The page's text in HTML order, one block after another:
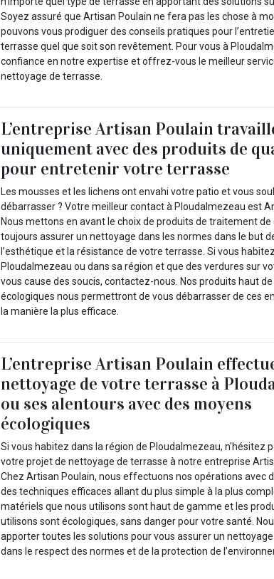
Soyez assuré que Artisan Poulain ne fera pas les chose à
pouvons vous prodiguer des conseils pratiques pour
terrasse quel que soit son revêtement. Pour vous à
confiance en notre expertise et offrez-vous le meilleur
nettoyage de terrasse.
L’entreprise Artisan Poulain
uniquement avec des produits de
pour entretenir votre terrasse
Les mousses et les lichens ont envahi votre patio et vous
débarrasser ? Votre meilleur contact à Ploudalmezeau est
Nous mettons en avant le choix de produits de traitement
toujours assurer un nettoyage dans les normes dans le but
l’esthétique et la résistance de votre terrasse. Si vous
Ploudalmezeau ou dans sa région et que des verdures sur
vous cause des soucis, contactez-nous. Nos produits haut
écologiques nous permettront de vous débarrasser de ces
la manière la plus efficace.
L’entreprise Artisan Poulain
nettoyage de votre terrasse à
ou ses alentours avec des moyens
écologiques
Si vous habitez dans la région de Ploudalmezeau, n'hésitez
votre projet de nettoyage de terrasse à notre entreprise
Chez Artisan Poulain, nous effectuons nos opérations avec
des techniques efficaces allant du plus simple à la plus
matériels que nous utilisons sont haut de gamme et les
utilisons sont écologiques, sans danger pour votre santé.
apporter toutes les solutions pour vous assurer un
dans le respect des normes et de la protection de